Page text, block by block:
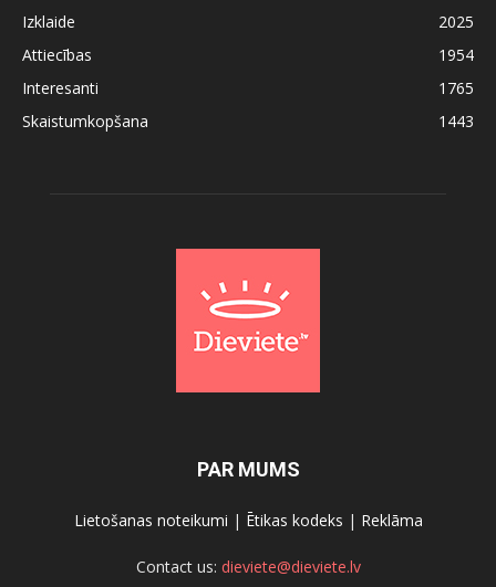
Izklaide
2025
Attiecības
1954
Interesanti
1765
Skaistumkopšana
1443
PAR MUMS
Lietošanas noteikumi | Ētikas kodeks | Reklāma
Contact us: dieviete@dieviete.lv